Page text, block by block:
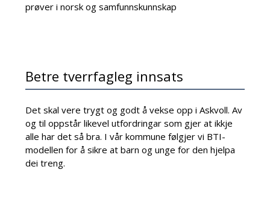
prøver i norsk og samfunnskunnskap
Betre tverrfagleg innsats
Det skal vere trygt og godt å vekse opp i Askvoll. Av
og til oppstår likevel utfordringar som gjer at ikkje
alle har det så bra. I vår kommune følgjer vi BTI-
modellen for å sikre at barn og unge for den hjelpa
dei treng.